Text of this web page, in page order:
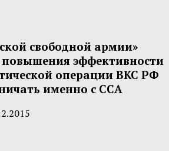
свободной армии»
повышения эффективности
операции ВКС РФ
именно с ССА